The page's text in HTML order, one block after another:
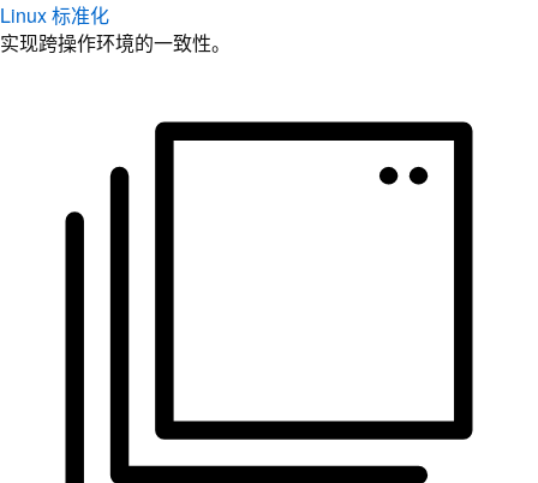
Linux 标准化
实现跨操作环境的一致性。